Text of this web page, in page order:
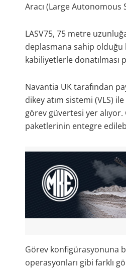
Aracı (Large Autonomous
LASV75, 75 metre
deplasmana sahip
kabiliyetlerle donatılması
Navantia UK tarafından
dikey atım sistemi (VLS)
görev güvertesi yer
paketlerinin entegre
Görev konfigürasyonuna
operasyonları gibi farklı